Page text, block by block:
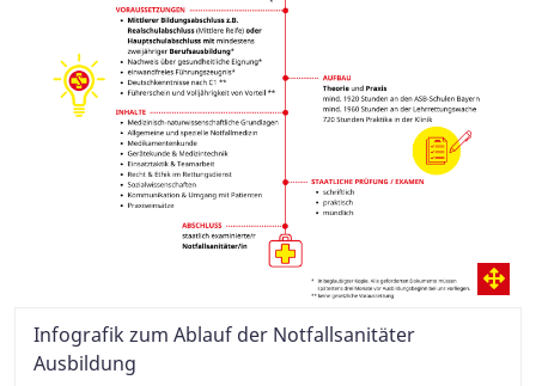
Infografik zum Ablauf der Notfallsanitäter
Ausbildung